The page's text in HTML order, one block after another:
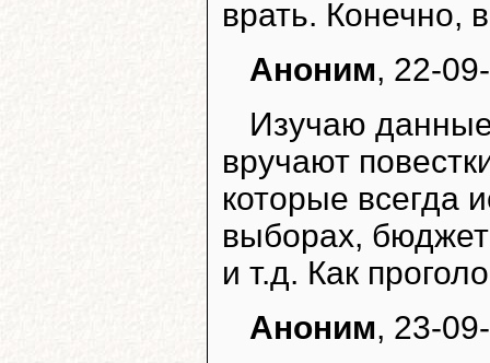
врать. Конечно,
Аноним, 22-
Изучаю
вручают
которые всегда
выборах,
и т.д. Как
Аноним, 23-